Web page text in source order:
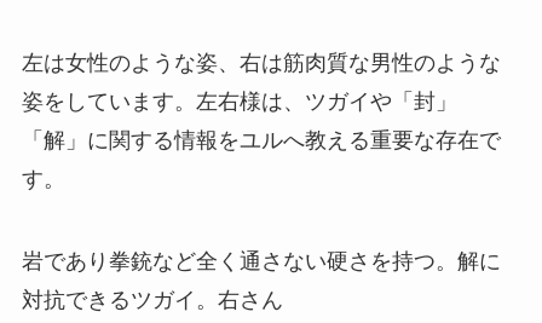
左は女性のような姿、右は筋肉質な男性のような
姿をしています。左右様は、ツガイや「封」
「解」に関する情報をユルへ教える重要な存在で
す。
岩であり拳銃など全く通さない硬さを持つ。解に
対抗できるツガイ。右さん